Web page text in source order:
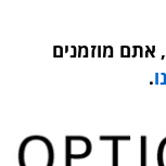
אתם מוזמנים
.